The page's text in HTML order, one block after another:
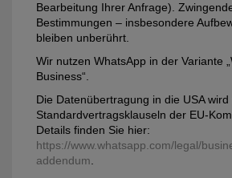
Bearbeitung Ihrer Anfrage).
Bestimmungen – insbesondere
bleiben unberührt.
Wir nutzen WhatsApp in der Variante
Business“.
Die Datenübertragung in die USA wird
Standardvertragsklauseln der EU-
Details finden Sie hier:
https://www.whatsapp.com/legal/
addendum